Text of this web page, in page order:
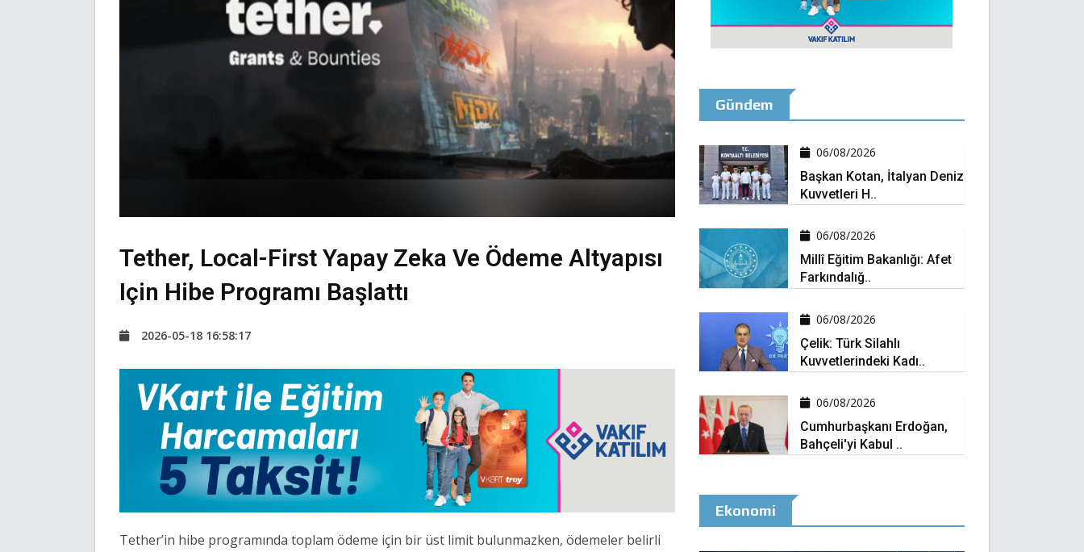
Tether, Local-First Yapay Zeka Ve Ödeme Altyapısı
Için Hibe Programı Başlattı
2026-05-18 16:58:17
Tether’in hibe programında toplam ödeme için bir üst limit bulunmazken, ödemeler belirli
Gündem
06/08/2026
Başkan Kotan, İtalyan Deniz
Kuvvetleri H..
06/08/2026
Millî Eğitim Bakanlığı: Afet
Farkındalığ..
06/08/2026
Çelik: Türk Silahlı
Kuvvetlerindeki Kadı..
06/08/2026
Cumhurbaşkanı Erdoğan,
Bahçeli'yi Kabul ..
Ekonomi